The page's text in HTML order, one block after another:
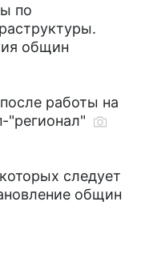
по
общин
работы на
следует
общин